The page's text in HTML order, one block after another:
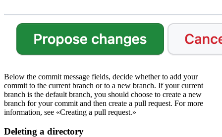
Below the commit message fields, decide whether to add your
commit to the current branch or to a new branch. If your current
branch is the default branch, you should choose to create a new
branch for your commit and then create a pull request. For more
information, see «Creating a pull request.»
Deleting a directory